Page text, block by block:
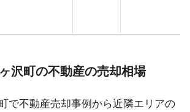
沢町の不動産の売却相場
で不動産売却事例から近隣エリアの